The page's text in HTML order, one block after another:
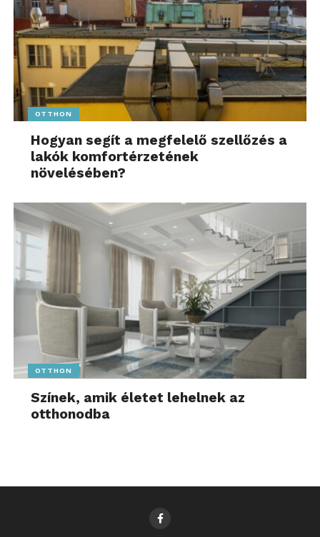
OTTHON
Hogyan segít a megfelelő szellőzés a
lakók komfortérzetének
növelésében?
OTTHON
Színek, amik életet lehelnek az
otthonodba